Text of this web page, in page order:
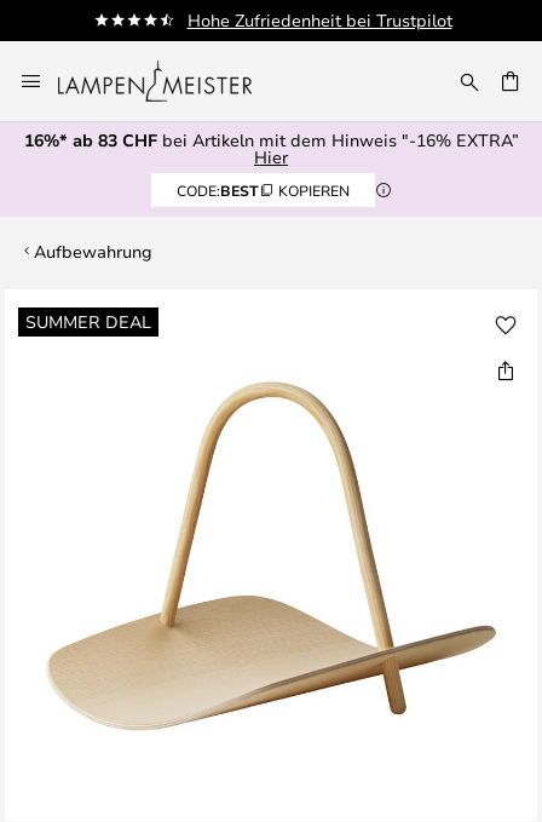
Hohe Zufriedenheit bei Trustpilot
Inhalt
springen
16%* ab 83 CHFbei Artikeln mit dem Hinweis "-16% EXTRA”
Hier
CODE:BEST KOPIEREN
Aufbewahrung
SUMMER DEAL
Zum
Ende